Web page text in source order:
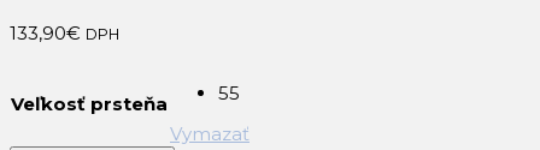
133,90€ DPH
Veľkosť prsteňa
55
Vymazať